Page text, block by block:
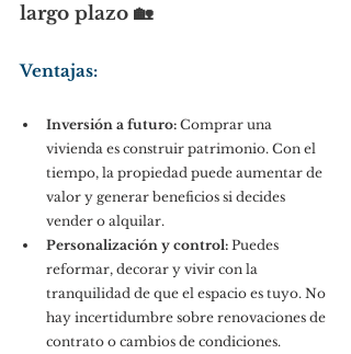
largo plazo 🏡
Ventajas:
Inversión a futuro: Comprar una
vivienda es construir patrimonio. Con el
tiempo, la propiedad puede aumentar de
valor y generar beneficios si decides
vender o alquilar.
Personalización y control: Puedes
reformar, decorar y vivir con la
tranquilidad de que el espacio es tuyo. No
hay incertidumbre sobre renovaciones de
contrato o cambios de condiciones.